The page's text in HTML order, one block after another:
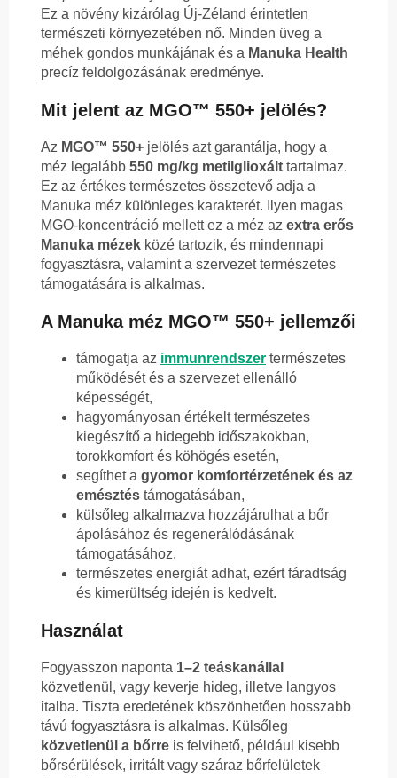
Ez a növény kizárólag Új-Zéland érintetlen
természeti környezetében nő. Minden üveg a
méhek gondos munkájának és a Manuka Health
precíz feldolgozásának eredménye.
Mit jelent az MGO™ 550+ jelölés?
Az MGO™ 550+ jelölés azt garantálja, hogy a
méz legalább 550 mg/kg metilglioxált tartalmaz.
Ez az értékes természetes összetevő adja a
Manuka méz különleges karakterét. Ilyen magas
MGO-koncentráció mellett ez a méz az extra erős
Manuka mézek közé tartozik, és mindennapi
fogyasztásra, valamint a szervezet természetes
támogatására is alkalmas.
A Manuka méz MGO™ 550+ jellemzői
támogatja az immunrendszer természetes
működését és a szervezet ellenálló
képességét,
hagyományosan értékelt természetes
kiegészítő a hidegebb időszakokban,
torokkomfort és köhögés esetén,
segíthet a gyomor komfortérzetének és az
emésztés támogatásában,
külsőleg alkalmazva hozzájárulhat a bőr
ápolásához és regenerálódásának
támogatásához,
természetes energiát adhat, ezért fáradtság
és kimerültség idején is kedvelt.
Használat
Fogyasszon naponta 1–2 teáskanállal
közvetlenül, vagy keverje hideg, illetve langyos
italba. Tiszta eredetének köszönhetően hosszabb
távú fogyasztásra is alkalmas. Külsőleg
közvetlenül a bőrre is felvihető, például kisebb
bőrsérülések, irritált vagy száraz bőrfelületek